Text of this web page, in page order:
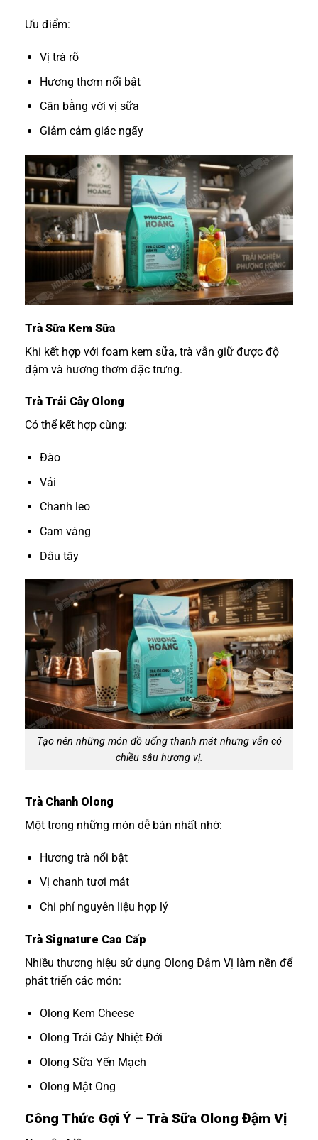
Ưu điểm:
Vị trà rõ
Hương thơm nổi bật
Cân bằng với vị sữa
Giảm cảm giác ngấy
Trà Sữa Kem Sữa
Khi kết hợp với foam kem sữa, trà vẫn giữ được độ
đậm và hương thơm đặc trưng.
Trà Trái Cây Olong
Có thể kết hợp cùng:
Đào
Vải
Chanh leo
Cam vàng
Dâu tây
Tạo nên những món đồ uống thanh mát nhưng vẫn có
chiều sâu hương vị.
Trà Chanh Olong
Một trong những món dễ bán nhất nhờ:
Hương trà nổi bật
Vị chanh tươi mát
Chi phí nguyên liệu hợp lý
Trà Signature Cao Cấp
Nhiều thương hiệu sử dụng Olong Đậm Vị làm nền để
phát triển các món:
Olong Kem Cheese
Olong Trái Cây Nhiệt Đới
Olong Sữa Yến Mạch
Olong Mật Ong
Công Thức Gợi Ý – Trà Sữa Olong Đậm Vị